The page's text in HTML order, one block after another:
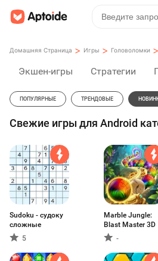
Домашняя Страница > Игры > Головоломки >
Экшен-игры Стратегии
ПОПУЛЯРНЫЕ ТРЕНДОВЫЕ
Свежие игры для Android
Sudoku - судоку
сложные
5
Marble Jungle:
Blast Master 3D
-